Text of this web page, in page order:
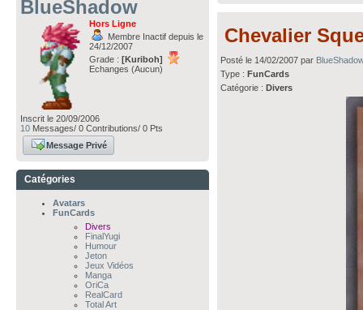
BlueShadow
Hors Ligne
Membre Inactif depuis le
24/12/2007
Grade : [Kuriboh]
Echanges (Aucun)
Inscrit le 20/09/2006
10 Messages/ 0 Contributions/ 0 Pts
Message Privé
Catégories
Avatars
FunCards
Divers
FinalYugi
Humour
Jeton
Jeux Vidéos
Manga
OriCa
RealCard
Total Art
Chevalier
Posté le 14/02/2007 par
Type :FunCards
Catégorie :Divers